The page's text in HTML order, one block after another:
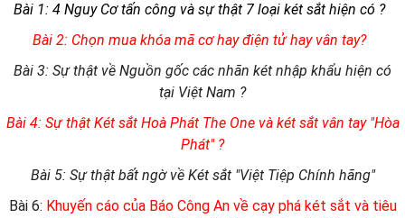
Bài 1: 4 Nguy Cơ tấn công và sự thật 7 loại két sắt hiện có ?
Bài 2: Chọn mua khóa mã cơ hay điện tử hay vân tay?
Bài 3: Sự thật về Nguồn gốc các nhãn két nhập khẩu hiện có
tại Việt Nam ?
Bài 4: Sự thật Két sắt Hoà Phát The One và két sắt vân tay "Hòa
Phát" ?
Bài 5: Sự thật bất ngờ về Két sắt "Việt Tiệp Chính hãng"
Bài 6: Khuyến cáo của Báo Công An về cạy phá két sắt và tiêu